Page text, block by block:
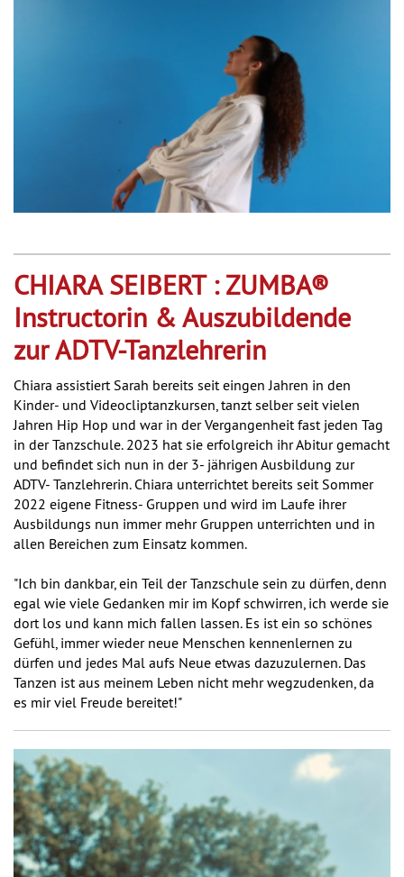
CHIARA SEIBERT : ZUMBA®
Instructorin & Auszubildende
zur ADTV-Tanzlehrerin
Chiara assistiert Sarah bereits seit eingen Jahren in den
Kinder- und Videocliptanzkursen, tanzt selber seit vielen
Jahren Hip Hop und war in der Vergangenheit fast jeden Tag
in der Tanzschule. 2023 hat sie erfolgreich ihr Abitur gemacht
und befindet sich nun in der 3- jährigen Ausbildung zur
ADTV- Tanzlehrerin. Chiara unterrichtet bereits seit Sommer
2022 eigene Fitness- Gruppen und wird im Laufe ihrer
Ausbildungs nun immer mehr Gruppen unterrichten und in
allen Bereichen zum Einsatz kommen.
"Ich bin dankbar, ein Teil der Tanzschule sein zu dürfen, denn
egal wie viele Gedanken mir im Kopf schwirren, ich werde sie
dort los und kann mich fallen lassen. Es ist ein so schönes
Gefühl, immer wieder neue Menschen kennenlernen zu
dürfen und jedes Mal aufs Neue etwas dazuzulernen. Das
Tanzen ist aus meinem Leben nicht mehr wegzudenken, da
es mir viel Freude bereitet!"